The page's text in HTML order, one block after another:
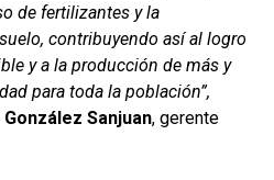
de fertilizantes y la
contribuyendo así al logro
y a la producción de más y
para toda la población”,
Sanjuan, gerente